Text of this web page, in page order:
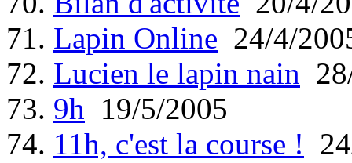
71. Lapin Online 24/4/
72. Lucien le lapin nain
73. 9h 19/5/2005
74. 11h, c'est la course !